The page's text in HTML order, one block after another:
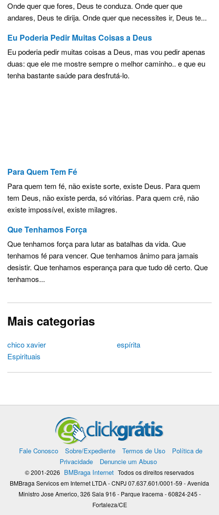
Onde quer que fores, Deus te conduza. Onde quer que
andares, Deus te dirija. Onde quer que necessites ir, Deus te...
Eu Poderia Pedir Muitas Coisas a Deus
Eu poderia pedir muitas coisas a Deus, mas vou pedir apenas
duas: que ele me mostre sempre o melhor caminho.. e que eu
tenha bastante saúde para desfrutá-lo.
Para Quem Tem Fé
Para quem tem fé, não existe sorte, existe Deus. Para quem
tem Deus, não existe perda, só vitórias. Para quem crê, não
existe impossível, existe milagres.
Que Tenhamos Força
Que tenhamos força para lutar as batalhas da vida. Que
tenhamos fé para vencer. Que tenhamos ânimo para jamais
desistir. Que tenhamos esperança para que tudo dê certo. Que
tenhamos...
Mais categorias
chico xavier
espírita
Espirituais
Fale Conosco Sobre/Expediente Termos de Uso
Política de
Privacidade
Denuncie um Abuso
© 2001-2026 BMBraga Internet Todos os direitos reservados
BMBraga Servicos em Internet LTDA - CNPJ 07.637.601/0001-59 - Avenida
Ministro Jose Americo, 326 Sala 916 - Parque Iracema - 60824-245 -
Fortaleza/CE